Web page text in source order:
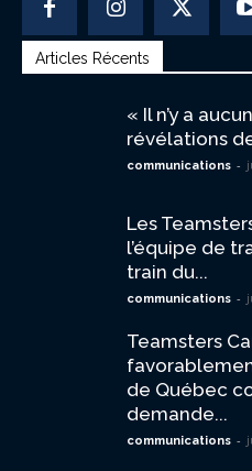
Articles Récents
« Il n’y a
révélations
communications -
Les
l’équipe de
train du...
communications -
Teamsters
de Québec
demande...
communications -